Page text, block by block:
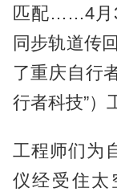
匹配……4月
同步轨道传
了重庆自行
行者科技”）
工程师们为
仪经受住太